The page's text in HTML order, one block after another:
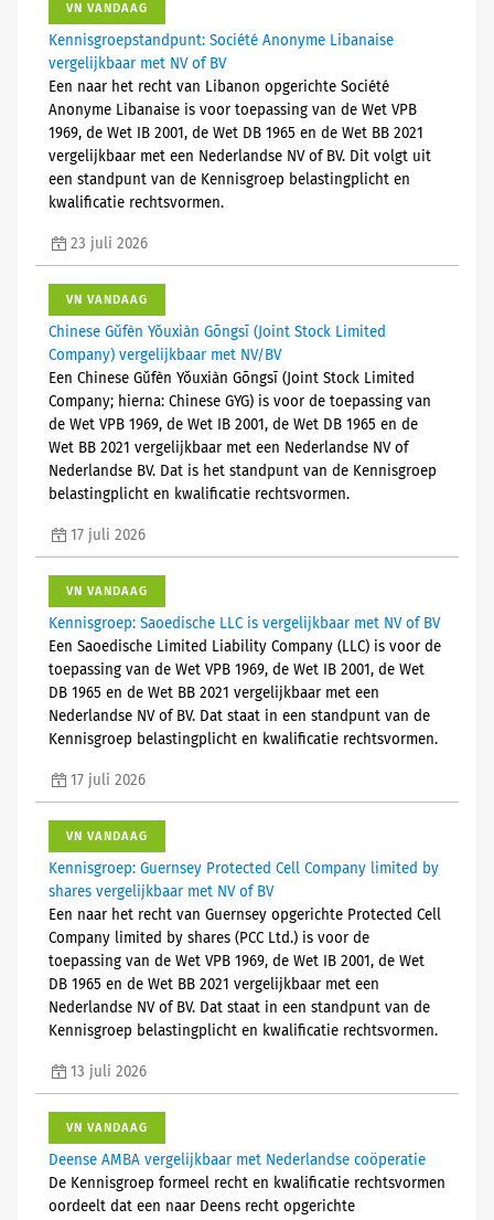
VN VANDAAG
Kennisgroepstandpunt: Société Anonyme Libanaise
vergelijkbaar met NV of BV
Een naar het recht van Libanon opgerichte Société
Anonyme Libanaise is voor toepassing van de Wet VPB
1969, de Wet IB 2001, de Wet DB 1965 en de Wet BB 2021
vergelijkbaar met een Nederlandse NV of BV. Dit volgt uit
een standpunt van de Kennisgroep belastingplicht en
kwalificatie rechtsvormen.
23 juli 2026
VN VANDAAG
Chinese Gǔfèn Yǒuxiàn Gōngsī (Joint Stock Limited
Company) vergelijkbaar met NV/BV
Een Chinese Gǔfèn Yǒuxiàn Gōngsī (Joint Stock Limited
Company; hierna: Chinese GYG) is voor de toepassing van
de Wet VPB 1969, de Wet IB 2001, de Wet DB 1965 en de
Wet BB 2021 vergelijkbaar met een Nederlandse NV of
Nederlandse BV. Dat is het standpunt van de Kennisgroep
belastingplicht en kwalificatie rechtsvormen.
17 juli 2026
VN VANDAAG
Kennisgroep: Saoedische LLC is vergelijkbaar met NV of BV
Een Saoedische Limited Liability Company (LLC) is voor de
toepassing van de Wet VPB 1969, de Wet IB 2001, de Wet
DB 1965 en de Wet BB 2021 vergelijkbaar met een
Nederlandse NV of BV. Dat staat in een standpunt van de
Kennisgroep belastingplicht en kwalificatie rechtsvormen.
17 juli 2026
VN VANDAAG
Kennisgroep: Guernsey Protected Cell Company limited by
shares vergelijkbaar met NV of BV
Een naar het recht van Guernsey opgerichte Protected Cell
Company limited by shares (PCC Ltd.) is voor de
toepassing van de Wet VPB 1969, de Wet IB 2001, de Wet
DB 1965 en de Wet BB 2021 vergelijkbaar met een
Nederlandse NV of BV. Dat staat in een standpunt van de
Kennisgroep belastingplicht en kwalificatie rechtsvormen.
13 juli 2026
VN VANDAAG
Deense AMBA vergelijkbaar met Nederlandse coöperatie
De Kennisgroep formeel recht en kwalificatie rechtsvormen
oordeelt dat een naar Deens recht opgerichte